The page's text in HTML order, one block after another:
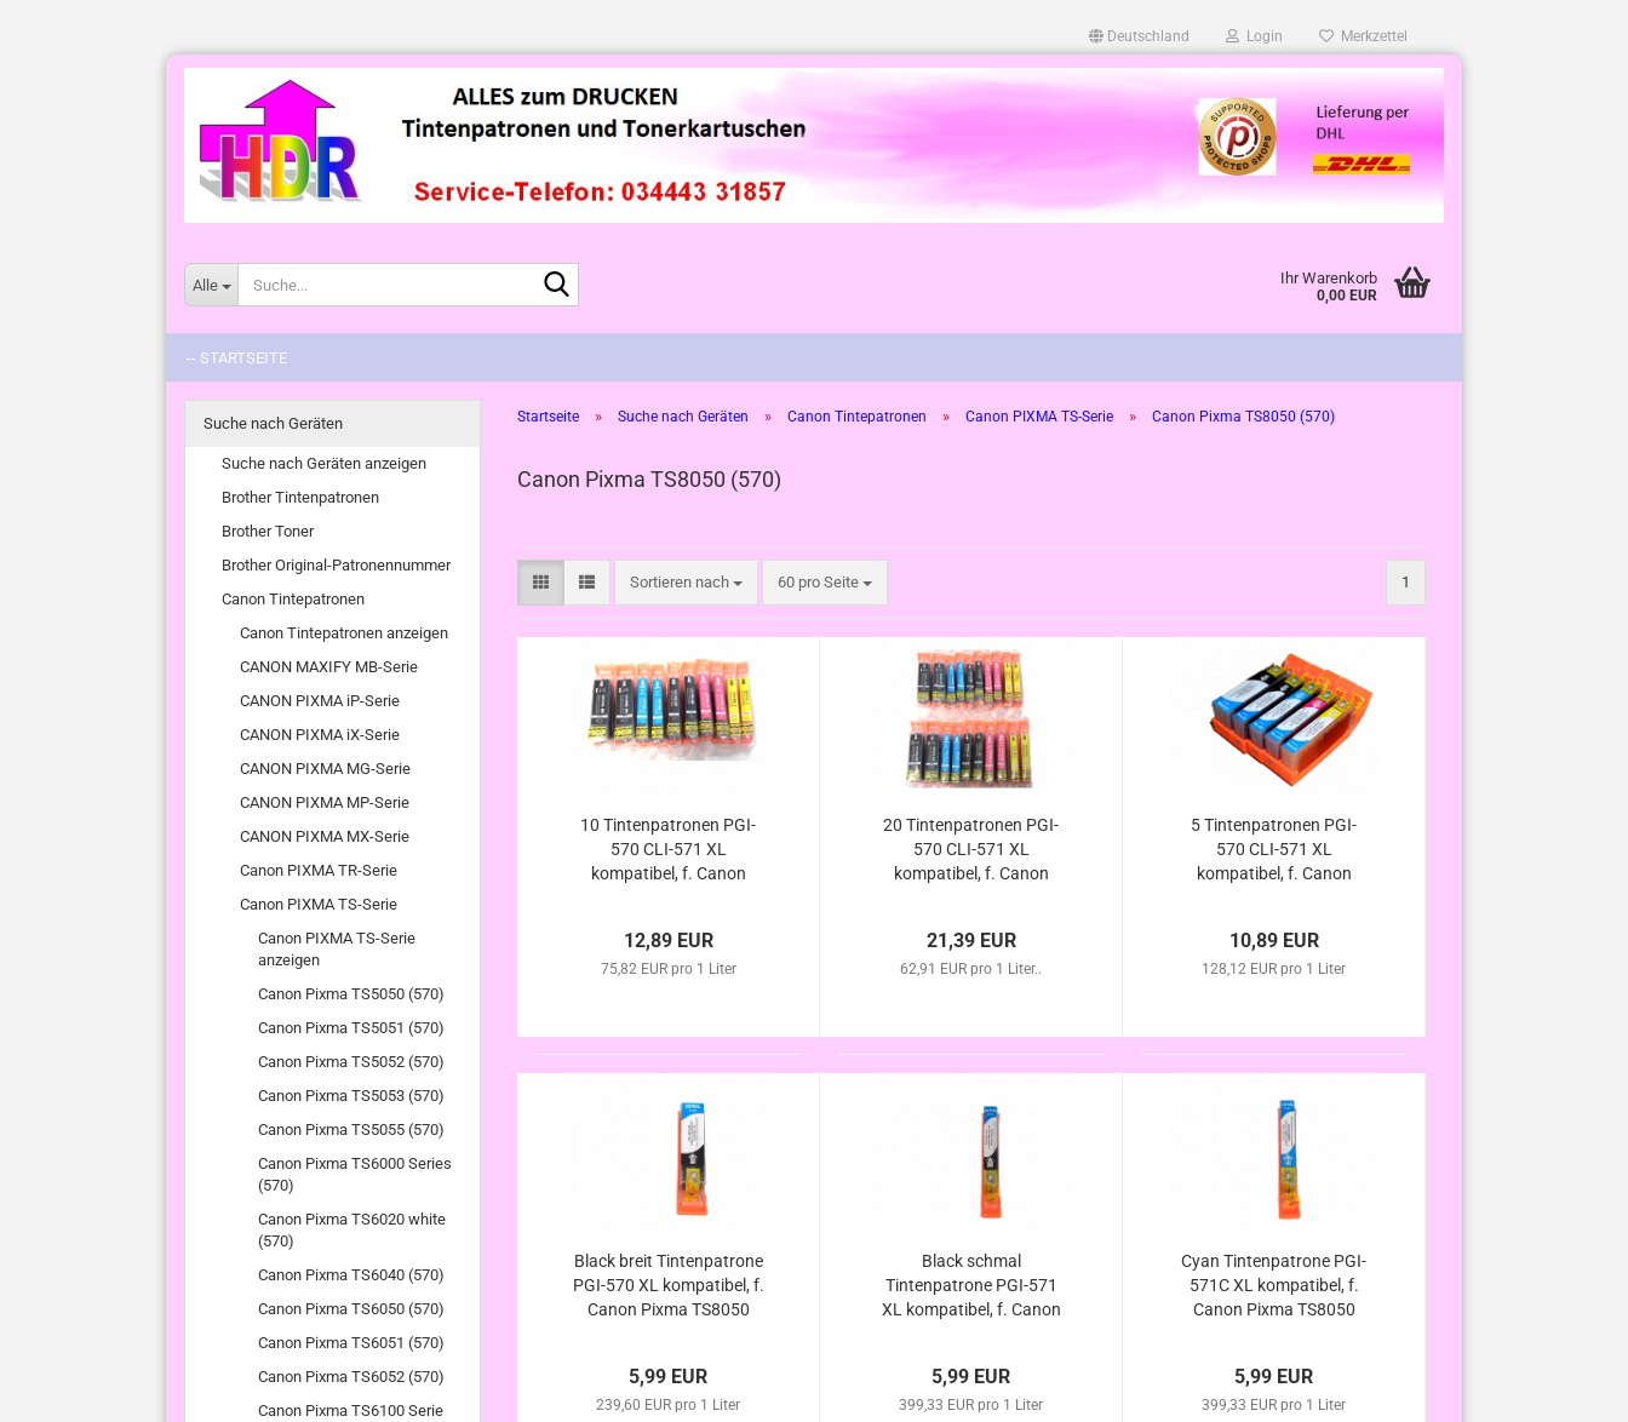
Deutschland Login Merkzettel
Alle Ihr Warenkorb
0,00 EUR
-- STARTSEITE
Startseite » Suche nach Geräten » Canon Tintepatronen » Canon PIXMA TS-Serie » Canon Pixma TS8050 (570)
Canon Pixma TS8050 (570)
Sortieren nach
Sortieren nach 60 pro Seite
pro Seite 1
10 Tintenpatronen PGI-
570 CLI-571 XL
kompatibel, f. Canon
12,89 EUR
75,82 EUR pro 1 Liter
20 Tintenpatronen PGI-
570 CLI-571 XL
kompatibel, f. Canon
21,39 EUR
62,91 EUR pro 1 Liter..
5 Tintenpatronen PGI-
570 CLI-571 XL
kompatibel, f. Canon
10,89 EUR
128,12 EUR pro 1 Liter
Black breit Tintenpatrone
PGI-570 XL kompatibel, f.
Canon Pixma TS8050
5,99 EUR
239,60 EUR pro 1 Liter
Black schmal
Tintenpatrone PGI-571
XL kompatibel, f. Canon
5,99 EUR
399,33 EUR pro 1 Liter
Cyan Tintenpatrone PGI-
571C XL kompatibel, f.
Canon Pixma TS8050
5,99 EUR
399,33 EUR pro 1 Liter
Suche nach Geräten
Suche nach Geräten anzeigen
Brother Tintenpatronen
Brother Toner
Brother Original-Patronennummer
Canon Tintepatronen
Canon Tintepatronen anzeigen
CANON MAXIFY MB-Serie
CANON PIXMA iP-Serie
CANON PIXMA iX-Serie
CANON PIXMA MG-Serie
CANON PIXMA MP-Serie
CANON PIXMA MX-Serie
Canon PIXMA TR-Serie
Canon PIXMA TS-Serie
Canon PIXMA TS-Serie
anzeigen
Canon Pixma TS5050 (570)
Canon Pixma TS5051 (570)
Canon Pixma TS5052 (570)
Canon Pixma TS5053 (570)
Canon Pixma TS5055 (570)
Canon Pixma TS6000 Series
(570)
Canon Pixma TS6020 white
(570)
Canon Pixma TS6040 (570)
Canon Pixma TS6050 (570)
Canon Pixma TS6051 (570)
Canon Pixma TS6052 (570)
Canon Pixma TS6100 Serie